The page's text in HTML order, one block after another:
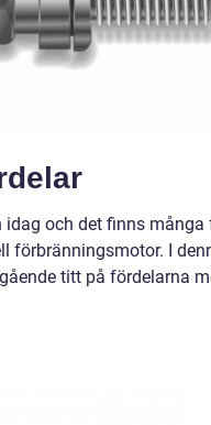
och det finns många
förbränningsmotor. I
titt på fördelarna